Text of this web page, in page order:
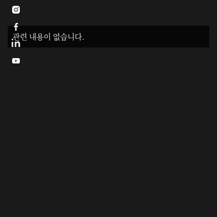
관련 내용이 없습니다.


